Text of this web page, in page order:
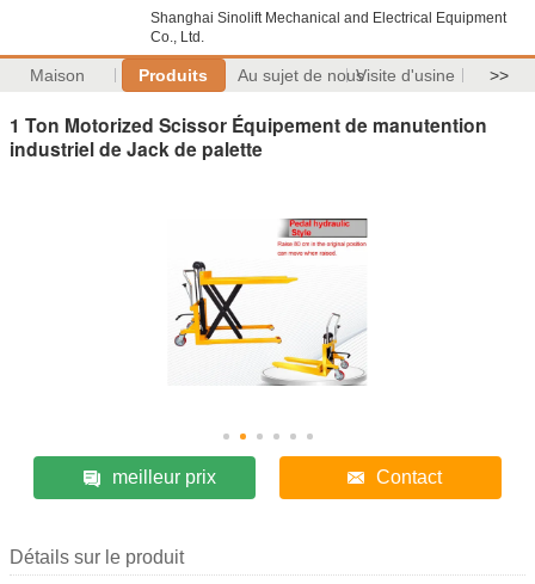
Shanghai Sinolift Mechanical and Electrical Equipment
Co., Ltd.
Maison Produits Au sujet de nousVisite d'usine >>
1 Ton Motorized Scissor Équipement de manutention
industriel de Jack de palette
meilleur prix Contact
Détails sur le produit